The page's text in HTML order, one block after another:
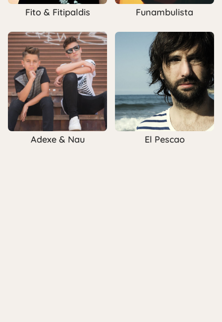
Fito & Fitipaldis Funambulista
Adexe & Nau El Pescao